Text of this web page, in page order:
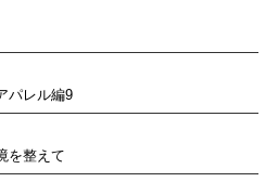
パレル編9
を整えて